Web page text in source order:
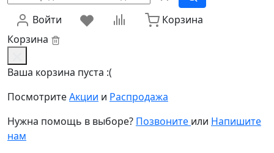
Войти
Корзина
Корзина
Ваша корзина пуста :(
ПосмотритеАкции и Распродажа
Нужна помощь в выборе? Позвоните или Напишите
нам